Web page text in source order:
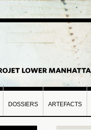
DOSSIERS ARTEFACTS